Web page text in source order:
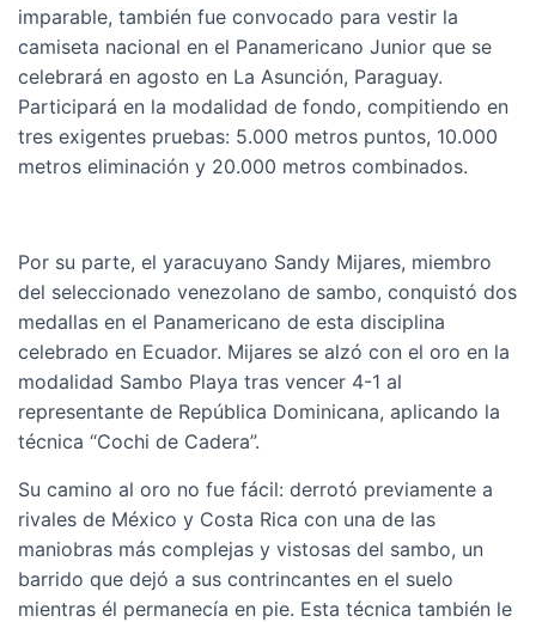
imparable, también fue convocado para vestir la
camiseta nacional en el Panamericano Junior que se
celebrará en agosto en La Asunción, Paraguay.
Participará en la modalidad de fondo, compitiendo en
tres exigentes pruebas: 5.000 metros puntos, 10.000
metros eliminación y 20.000 metros combinados.
Por su parte, el yaracuyano Sandy Mijares, miembro
del seleccionado venezolano de sambo, conquistó dos
medallas en el Panamericano de esta disciplina
celebrado en Ecuador. Mijares se alzó con el oro en la
modalidad Sambo Playa tras vencer 4-1 al
representante de República Dominicana, aplicando la
técnica “Cochi de Cadera”.
Su camino al oro no fue fácil: derrotó previamente a
rivales de México y Costa Rica con una de las
maniobras más complejas y vistosas del sambo, un
barrido que dejó a sus contrincantes en el suelo
mientras él permanecía en pie. Esta técnica también le